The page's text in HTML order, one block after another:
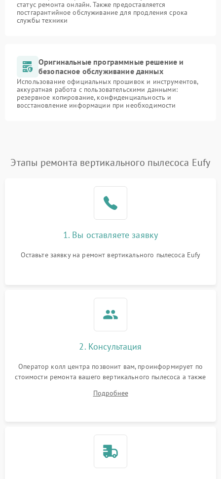
статус ремонта онлайн. Также предоставляется
постгарантийное обслуживание для продления срока
службы техники
Оригинальные программные решение и
безопасное обслуживание данных
Использование официальных прошивок и инструментов,
аккуратная работа с пользовательскими данными:
резервное копирование, конфиденциальность и
восстановление информации при необходимости
Этапы ремонта вертикального пылесоса Eufy
1. Вы оставляете заявку
Оставьте заявку на ремонт вертикального пылесоса Eufy
2. Консультация
Оператор колл центра позвонит вам, проинформирует по
стоимости ремонта вашего вертикального пылесоса а также
Подробнее